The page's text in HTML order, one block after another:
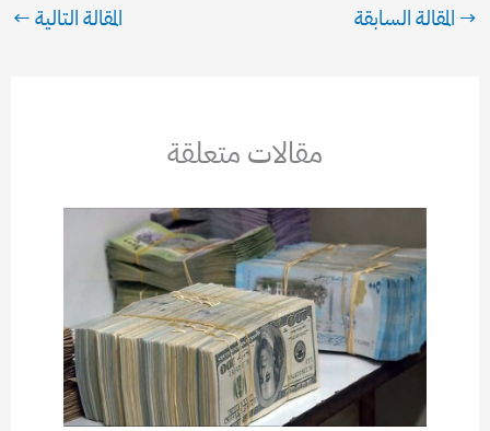
→ المقالة السابقة المقالة التالية←
مقالات متعلقة